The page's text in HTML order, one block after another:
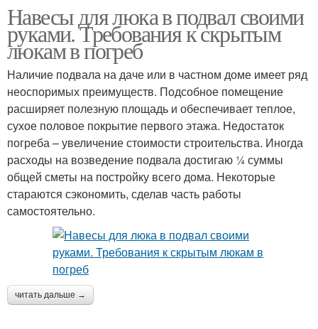
Навесы для люка в подвал своими
руками. Требования к скрытым
люкам в погреб
Наличие подвала на даче или в частном доме имеет ряд
неоспоримых преимуществ. Подсобное помещение
расширяет полезную площадь и обеспечивает теплое,
сухое половое покрытие первого этажа. Недостаток
погреба – увеличение стоимости строительства. Иногда
расходы на возведение подвала достигаю ¼ суммы
общей сметы на постройку всего дома. Некоторые
стараются сэкономить, сделав часть работы
самостоятельно.
читать дальше →